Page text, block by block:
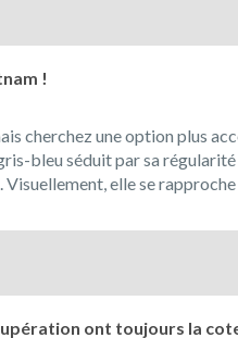
!
cherchez une option plus
bleu séduit par sa
elle se
ont toujours la